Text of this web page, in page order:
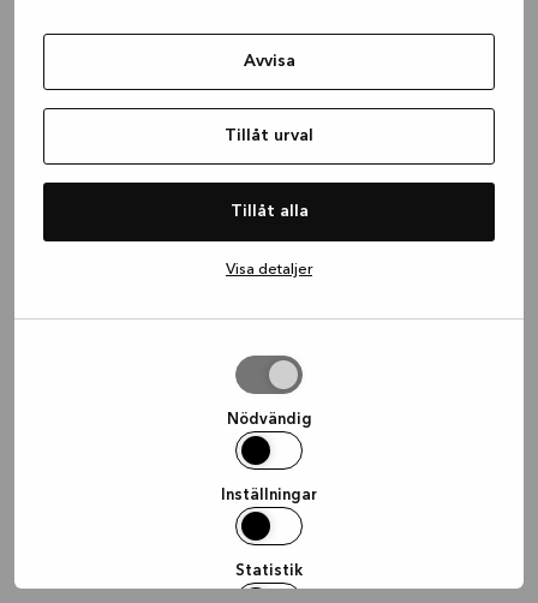
Avvisa
Tillåt urval
Tillåt alla
Visa detaljer
Nödvändig
Inställningar
Statistik
(see the browser console for more
information).